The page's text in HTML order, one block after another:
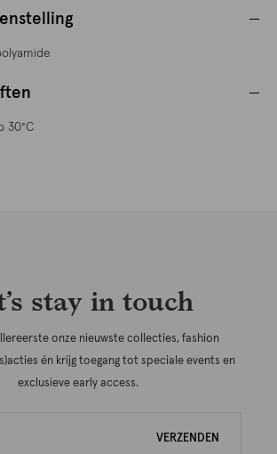
30°C
stay in touch
onze nieuwste collecties, fashion
én krijg toegang tot speciale events en
exclusieve early access.
VERZENDEN